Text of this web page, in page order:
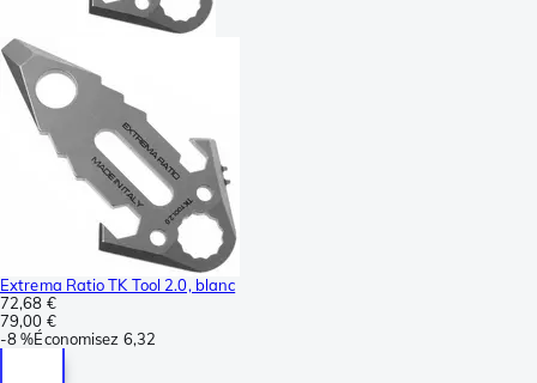
Extrema Ratio TK Tool 2.0, blanc
72,68 €
79,00 €
-8 %Économisez 6,32